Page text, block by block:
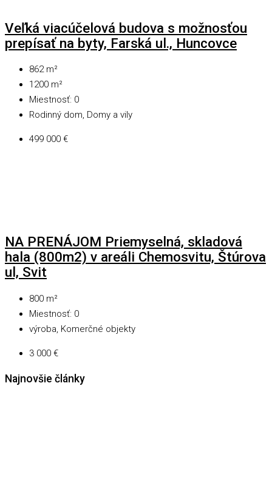
Veľká viacúčelová budova s možnosťou
prepísať na byty, Farská ul., Huncovce
862m²
1200 m²
Miestnosť: 0
Rodinný dom, Domy a vily
499 000 €
NA PRENÁJOM Priemyselná, skladová
hala (800m2) v areáli Chemosvitu, Štúrova
ul, Svit
800 m²
Miestnosť: 0
výroba, Komerčné objekty
3 000 €
Najnovšie články